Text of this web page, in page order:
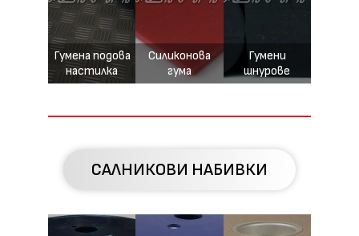
Гумена подова
настилка
Силиконова
гума
Гумени
шнурове
САЛНИКОВИ НАБИВКИ